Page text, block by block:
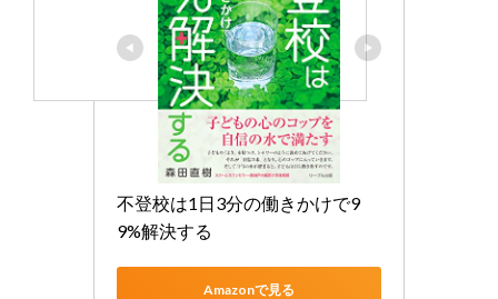
不登校は1日3分の働きかけで9
9%解決する
Amazonで見る